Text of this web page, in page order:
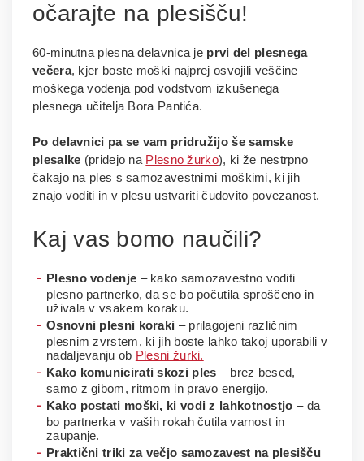
očarajte na plesišču!
60-minutna plesna delavnica je prvi del plesnega
večera, kjer boste moški najprej osvojili veščine
moškega vodenja pod vodstvom izkušenega
plesnega učitelja Bora Pantića.
Po delavnici pa se vam pridružijo še samske
plesalke (pridejo na Plesno žurko), ki že nestrpno
čakajo na ples s samozavestnimi moškimi, ki jih
znajo voditi in v plesu ustvariti čudovito povezanost.
Kaj vas bomo naučili?
Plesno vodenje – kako samozavestno voditi
plesno partnerko, da se bo počutila sproščeno in
uživala v vsakem koraku.
Osnovni plesni koraki – prilagojeni različnim
plesnim zvrstem, ki jih boste lahko takoj uporabili v
nadaljevanju ob Plesni žurki.
Kako komunicirati skozi ples – brez besed,
samo z gibom, ritmom in pravo energijo.
Kako postati moški, ki vodi z lahkotnostjo – da
bo partnerka v vaših rokah čutila varnost in
zaupanje.
Praktični triki za večjo samozavest na plesišču